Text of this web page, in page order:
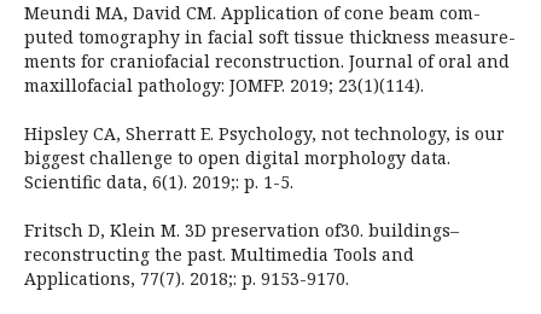
Meundi MA, David CM. Application of cone beam com-
puted tomography in facial soft tissue thickness measure-
ments for craniofacial reconstruction. Journal of oral and
maxillofacial pathology: JOMFP. 2019; 23(1)(114).
Hipsley CA, Sherratt E. Psychology, not technology, is our
biggest challenge to open digital morphology data.
Scientific data, 6(1). 2019;: p. 1-5.
Fritsch D, Klein M. 3D preservation of30. buildings–
reconstructing the past. Multimedia Tools and
Applications, 77(7). 2018;: p. 9153-9170.